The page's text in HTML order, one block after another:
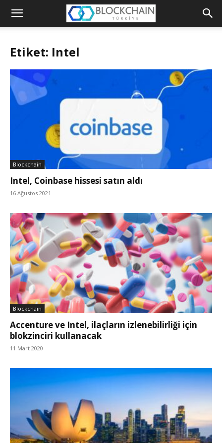
Blockchain
Etiket: Intel
Blockchain
Intel, Coinbase hissesi satın aldı
16 Ağustos 2021
Blockchain
Accenture ve Intel, ilaçların izlenebilirliği için
blokzinciri kullanacak
11 Mart 2020